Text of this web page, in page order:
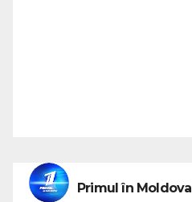
Primul în Moldova